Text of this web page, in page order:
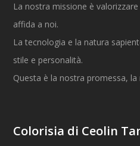
La nostra missione è
affida a noi.
La tecnologia e la natura
stile e personalità.
Questa è la nostra promessa, la
Colorisia di Ceolin